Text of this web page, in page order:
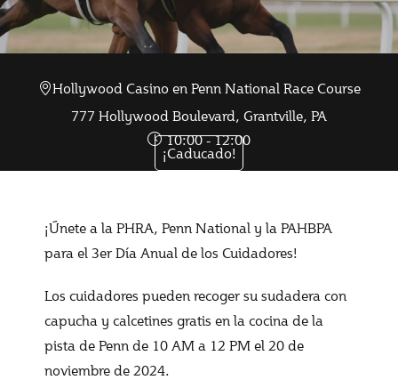
Nov 20 2024
¡Caducado!
10:00 - 12:00
Hollywood Casino en Penn National Race Course
777 Hollywood Boulevard, Grantville, PA
¡Únete a la PHRA, Penn National y la PAHBPA
para el 3er Día Anual de los Cuidadores!
Los cuidadores pueden recoger su sudadera con
capucha y calcetines gratis en la cocina de la
pista de Penn de 10 AM a 12 PM el 20 de
noviembre de 2024.